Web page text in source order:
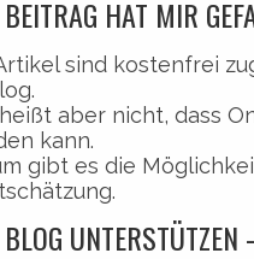
dass es dir kalt
möchtest, dann
nachfolgend …
HAT MIR
sind kostenfrei
aber nicht, dass
kann.
gibt es die